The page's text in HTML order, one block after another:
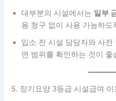
대부분의 시설에서는 일부
용 청구 없이 사용 가능하도
입소 전 시설 담당자와 사
면 범위를 확인하는 것이 좋
5. 장기요양 3등급 시설급여 이